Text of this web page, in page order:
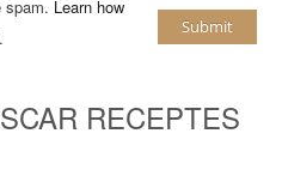
spam. Learn how
.
RECEPTES